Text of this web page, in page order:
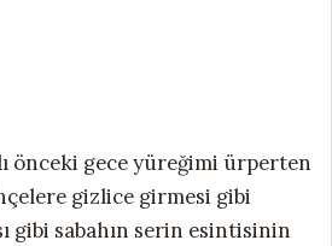
önceki gece yüreğimi ürperten
gizlice girmesi gibi
gibi sabahın serin esintisinin